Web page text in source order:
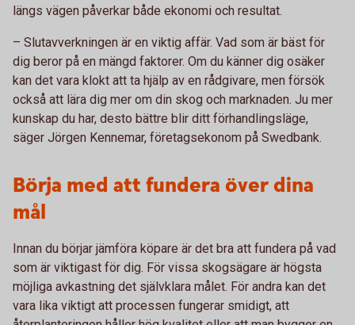
längs vägen påverkar både ekonomi och resultat.
– Slutavverkningen är en viktig affär. Vad som är bäst för
dig beror på en mängd faktorer. Om du känner dig osäker
kan det vara klokt att ta hjälp av en rådgivare, men försök
också att lära dig mer om din skog och marknaden. Ju mer
kunskap du har, desto bättre blir ditt förhandlingsläge,
säger Jörgen Kennemar, företagsekonom på Swedbank.
Börja med att fundera över dina
mål
Innan du börjar jämföra köpare är det bra att fundera på vad
som är viktigast för dig. För vissa skogsägare är högsta
möjliga avkastning det självklara målet. För andra kan det
vara lika viktigt att processen fungerar smidigt, att